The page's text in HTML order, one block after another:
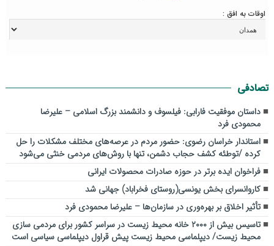
اوقات به افق :
تصادفی
داستان موفقیت فارابی: فیلسوف و دانشمند بزرگ اسلامی – علیرضا
محمودی فرد
استاندار خراسان رضوی: حضور مردم در عرصه‌های مختلف مشکلات را حل
کرده /توطئه کشف حجاب دشمن، تنها با روش‌های مردمی خنثی می‌شود
فراخوان ایده برتر در حوزه صادرات محصولات ایرانی
کاروانسرای بخش یونسی(روستای فخراباد) جهانی شد
تأثیر اخلاق بر بهره‌وری در سازمان‌ها – علیرضا محمودی فرد
تاسیس بیش از ۲۰۰۰ خانه محیط زیست در سراسر کشور برای مردمی سازی
محیط زیست/ دیپلماسی محیط زیست پیش قراول دیپلماسی سیاسی است